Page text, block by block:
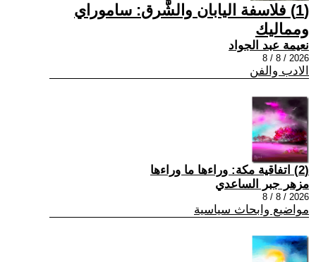
(1) فلاسفة اليابان والشَّرق: ساموراي
ومماليك
نعيمة عبد الجواد
2026 / 8 / 8
الادب والفن
(2) اتفاقية مكة: وراءها ما وراءها
مزهر جبر الساعدي
2026 / 8 / 8
مواضيع وابحاث سياسية